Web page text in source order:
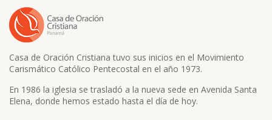
Casa de Oración Cristiana tuvo sus inicios en el Movimiento
Carismático Católico Pentecostal en el año 1973.
En 1986 la iglesia se trasladó a la nueva sede en Avenida Santa
Elena, donde hemos estado hasta el día de hoy.